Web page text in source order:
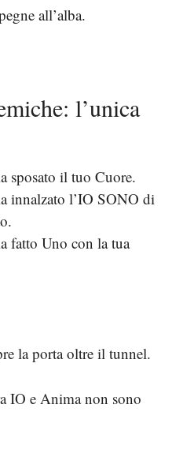
all’alba.
l’unica
sposato il tuo Cuore.
innalzato l’IO SONO di
fatto Uno con la tua
la porta oltre il tunnel.
IO e Anima non sono